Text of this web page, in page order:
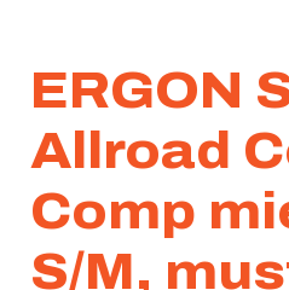
ERGON
Allroad
Comp
S/M,